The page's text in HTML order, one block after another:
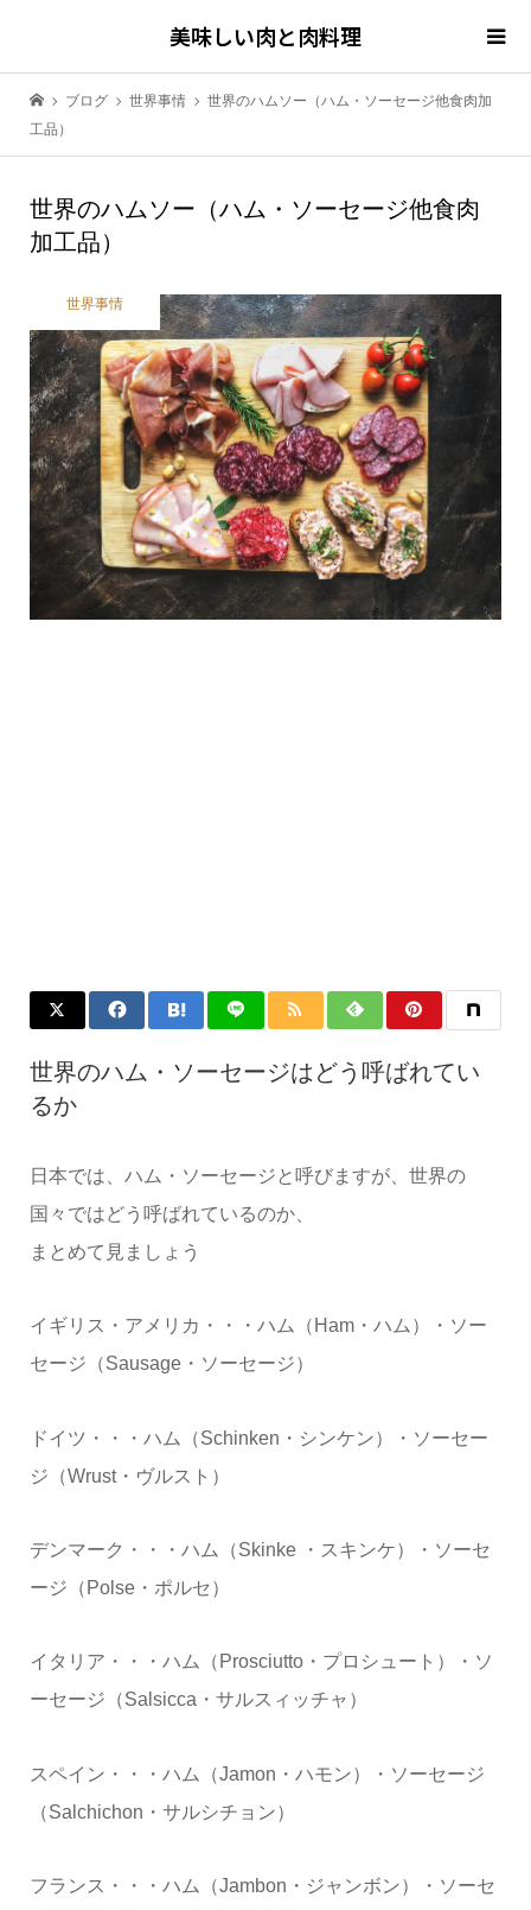
美味しい肉と肉料理
ブログ 世界事情
世界のハムソー（ハム・ソーセージ他食肉加
工品）
世界のハムソー（ハム・ソーセージ他食肉
加工品）
世界事情
世界のハム・ソーセージはどう呼ばれてい
るか
日本では、ハム・ソーセージと呼びますが、世界の
国々ではどう呼ばれているのか、
まとめて見ましょう
イギリス・アメリカ・・・ハム（Ham・ハム）・ソー
セージ（Sausage・ソーセージ）
ドイツ・・・ハム（Schinken・シンケン）・ソーセー
ジ（Wrust・ヴルスト）
デンマーク・・・ハム（Skinke ・スキンケ）・ソーセ
ージ（Polse・ポルセ）
イタリア・・・ハム（Prosciutto・プロシュート）・ソ
ーセージ（Salsicca・サルスィッチャ）
スペイン・・・ハム（Jamon・ハモン）・ソーセージ
（Salchichon・サルシチョン）
フランス・・・ハム（Jambon・ジャンボン）・ソーセ